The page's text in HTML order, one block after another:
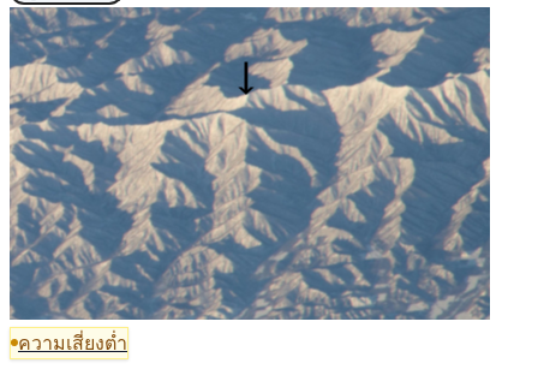
ความเสี่ยงต่ำ